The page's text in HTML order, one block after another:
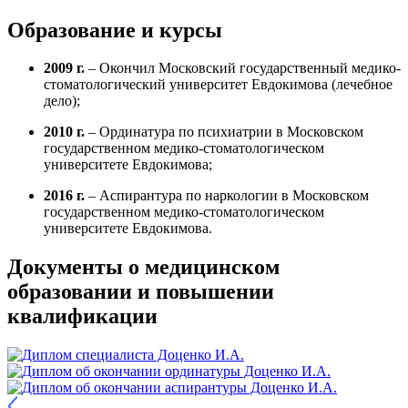
Образование и курсы
2009 г. – Окончил Московский государственный медико-
стоматологический университет Евдокимова (лечебное
дело);
2010 г. – Ординатура по психиатрии в Московском
государственном медико-стоматологическом
университете Евдокимова;
2016 г. – Аспирантура по наркологии в Московском
государственном медико-стоматологическом
университете Евдокимова.
Документы о медицинском
образовании и повышении
квалификации